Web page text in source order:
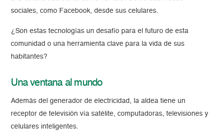
sociales, como Facebook, desde sus celulares.
¿Son estas tecnologías un desafío para el futuro de esta
comunidad o una herramienta clave para la vida de sus
habitantes?
Una ventana al mundo
Además del generador de electricidad, la aldea tiene un
receptor de televisión vía satélite, computadoras, televisiones y
celulares inteligentes.